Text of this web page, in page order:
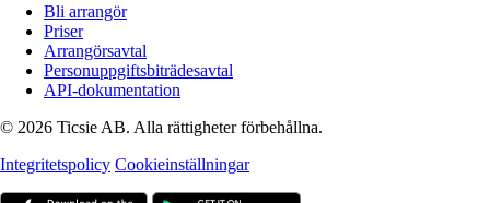
Bli arrangör
Priser
Arrangörsavtal
Personuppgiftsbiträdesavtal
API-dokumentation
© 2026 Ticsie AB. Alla rättigheter förbehållna.
Integritetspolicy Cookieinställningar